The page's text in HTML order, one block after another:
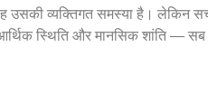
उसकी व्यक्तिगत समस्या है। लेकिन
आर्थिक स्थिति और मानसिक शांति —